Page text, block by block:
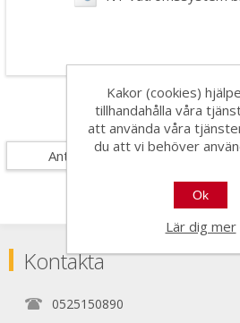
Antal i förpackning
Kontakta
0525150890
Kakor (cookies)
tillhandahålla våra
att använda våra
du att vi behöver
Ok
Lär dig mer